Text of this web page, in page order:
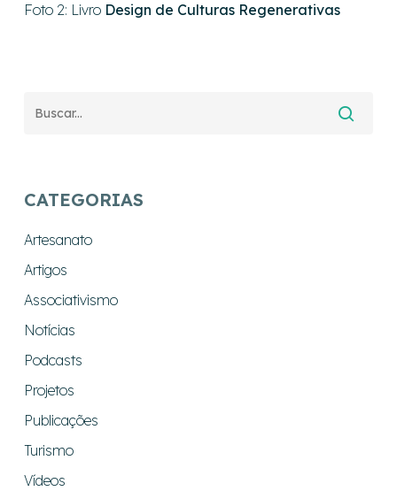
Foto 2: Livro Design de Culturas Regenerativas
CATEGORIAS
Artesanato
Artigos
Associativismo
Notícias
Podcasts
Projetos
Publicações
Turismo
Vídeos